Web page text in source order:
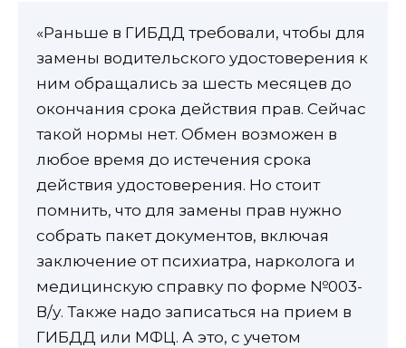
«Раньше в ГИБДД требовали, чтобы для
замены водительского удостоверения к
ним обращались за шесть месяцев до
окончания срока действия прав. Сейчас
такой нормы нет. Обмен возможен в
любое время до истечения срока
действия удостоверения. Но стоит
помнить, что для замены прав нужно
собрать пакет документов, включая
заключение от психиатра, нарколога и
медицинскую справку по форме №003-
В/у. Также надо записаться на прием в
ГИБДД или МФЦ. А это, с учетом